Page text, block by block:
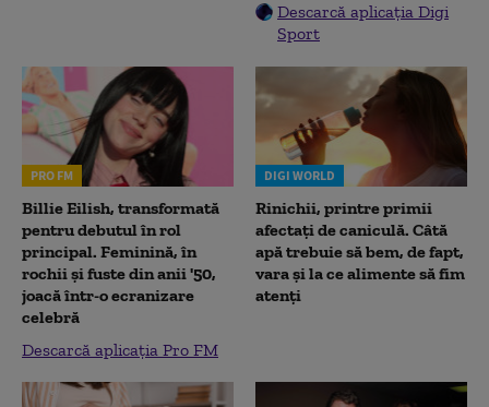
Descarcă aplicația Digi
Sport
PRO FM
Billie Eilish, transformată
pentru debutul în rol
principal. Feminină, în
rochii și fuste din anii '50,
joacă într-o ecranizare
celebră
Descarcă aplicația Pro FM
DIGI WORLD
Rinichii, printre primii
afectați de caniculă. Câtă
apă trebuie să bem, de fapt,
vara și la ce alimente să fim
atenți